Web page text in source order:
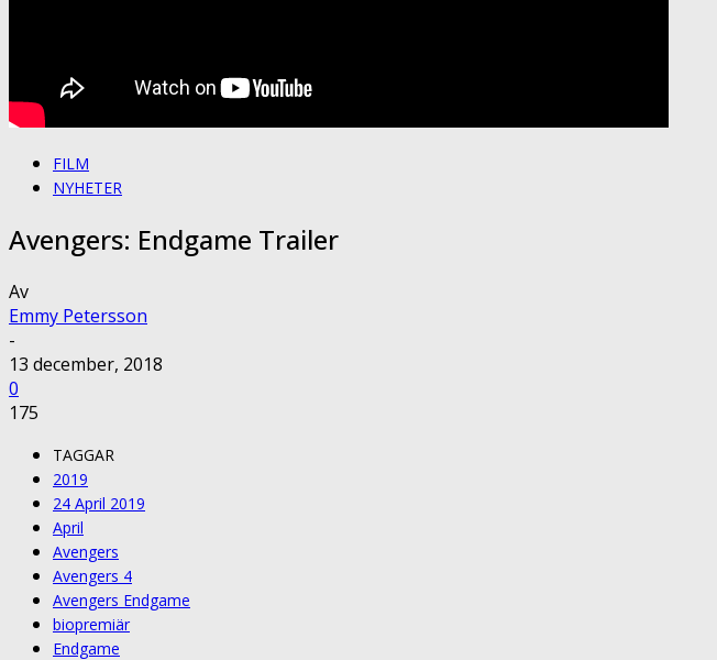
FILM
NYHETER
Avengers: Endgame Trailer
Av
Emmy Petersson
-
13 december, 2018
0
175
TAGGAR
2019
24 April 2019
April
Avengers
Avengers 4
Avengers Endgame
biopremiär
Endgame